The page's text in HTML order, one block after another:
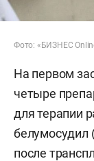
Фото: «БИЗНЕС
На первом
четыре
для терапии
белумосудил
после